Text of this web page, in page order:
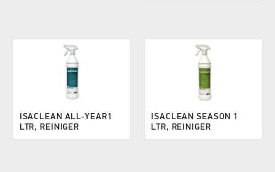
ISACLEAN ALL-YEAR1
LTR, REINIGER
ISACLEAN SEASON 1
LTR, REINIGER